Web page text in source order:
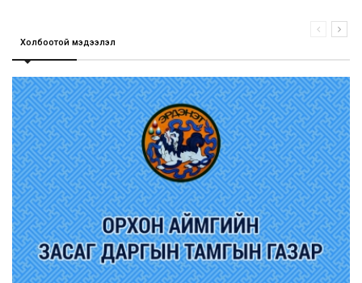
Холбоотой мэдээлэл